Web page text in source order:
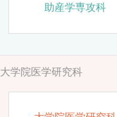
助産学専攻科
大学院医学研究科